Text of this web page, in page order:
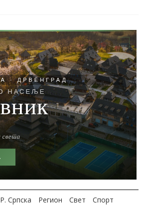
Р. Српска Регион Свет
Спорт